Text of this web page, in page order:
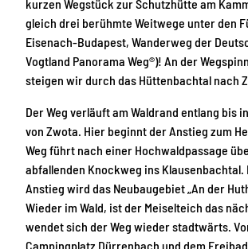
kurzen Wegstück zur Schutzhütte am
gleich drei berühmte Weitwege unter den
Eisenach-Budapest, Wanderweg der
Vogtland Panorama Weg®)! An der
steigen wir durch das Hüttenbachtal nach
Der Weg verläuft am Waldrand entlang bis
von Zwota. Hier beginnt der Anstieg zum
Weg führt nach einer Hochwaldpassage
abfallenden Knockweg ins Klausenbachtal.
Anstieg wird das Neubaugebiet „An der
Wieder im Wald, ist der Meiselteich das
wendet sich der Weg wieder stadtwärts.
Campingplatz Dürrenbach und dem